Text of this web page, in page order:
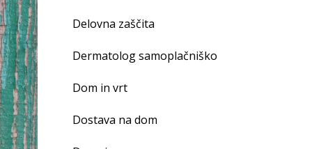
Delovna zaščita
Dermatolog samoplačniško
Dom in vrt
Dostava na dom